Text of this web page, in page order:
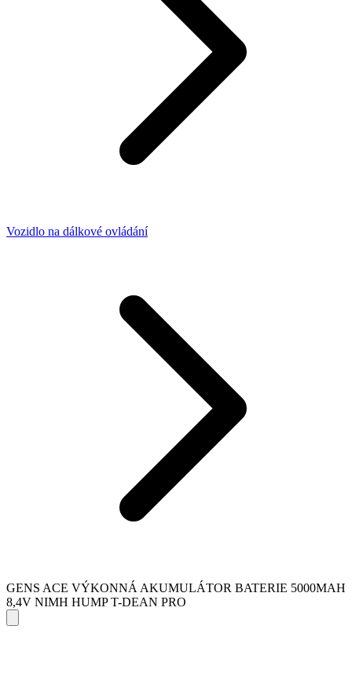
Vozidlo na dálkové ovládání
GENS ACE VÝKONNÁ AKUMULÁTOR BATERIE 5000MAH
8,4V NIMH HUMP T-DEAN PRO